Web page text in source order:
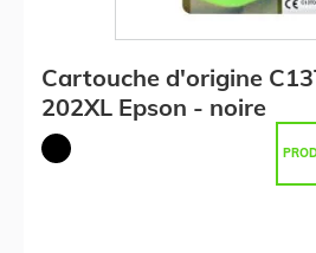
Cartouche d'origine
202XL Epson - noire